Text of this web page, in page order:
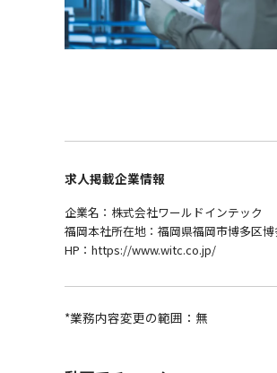
求人掲載企業情報
企業名：株式会社ワールドインテック
福岡本社所在地：福岡県福岡市博多区
HP：https://www.witc.co.jp/
*業務内容変更の範囲：無